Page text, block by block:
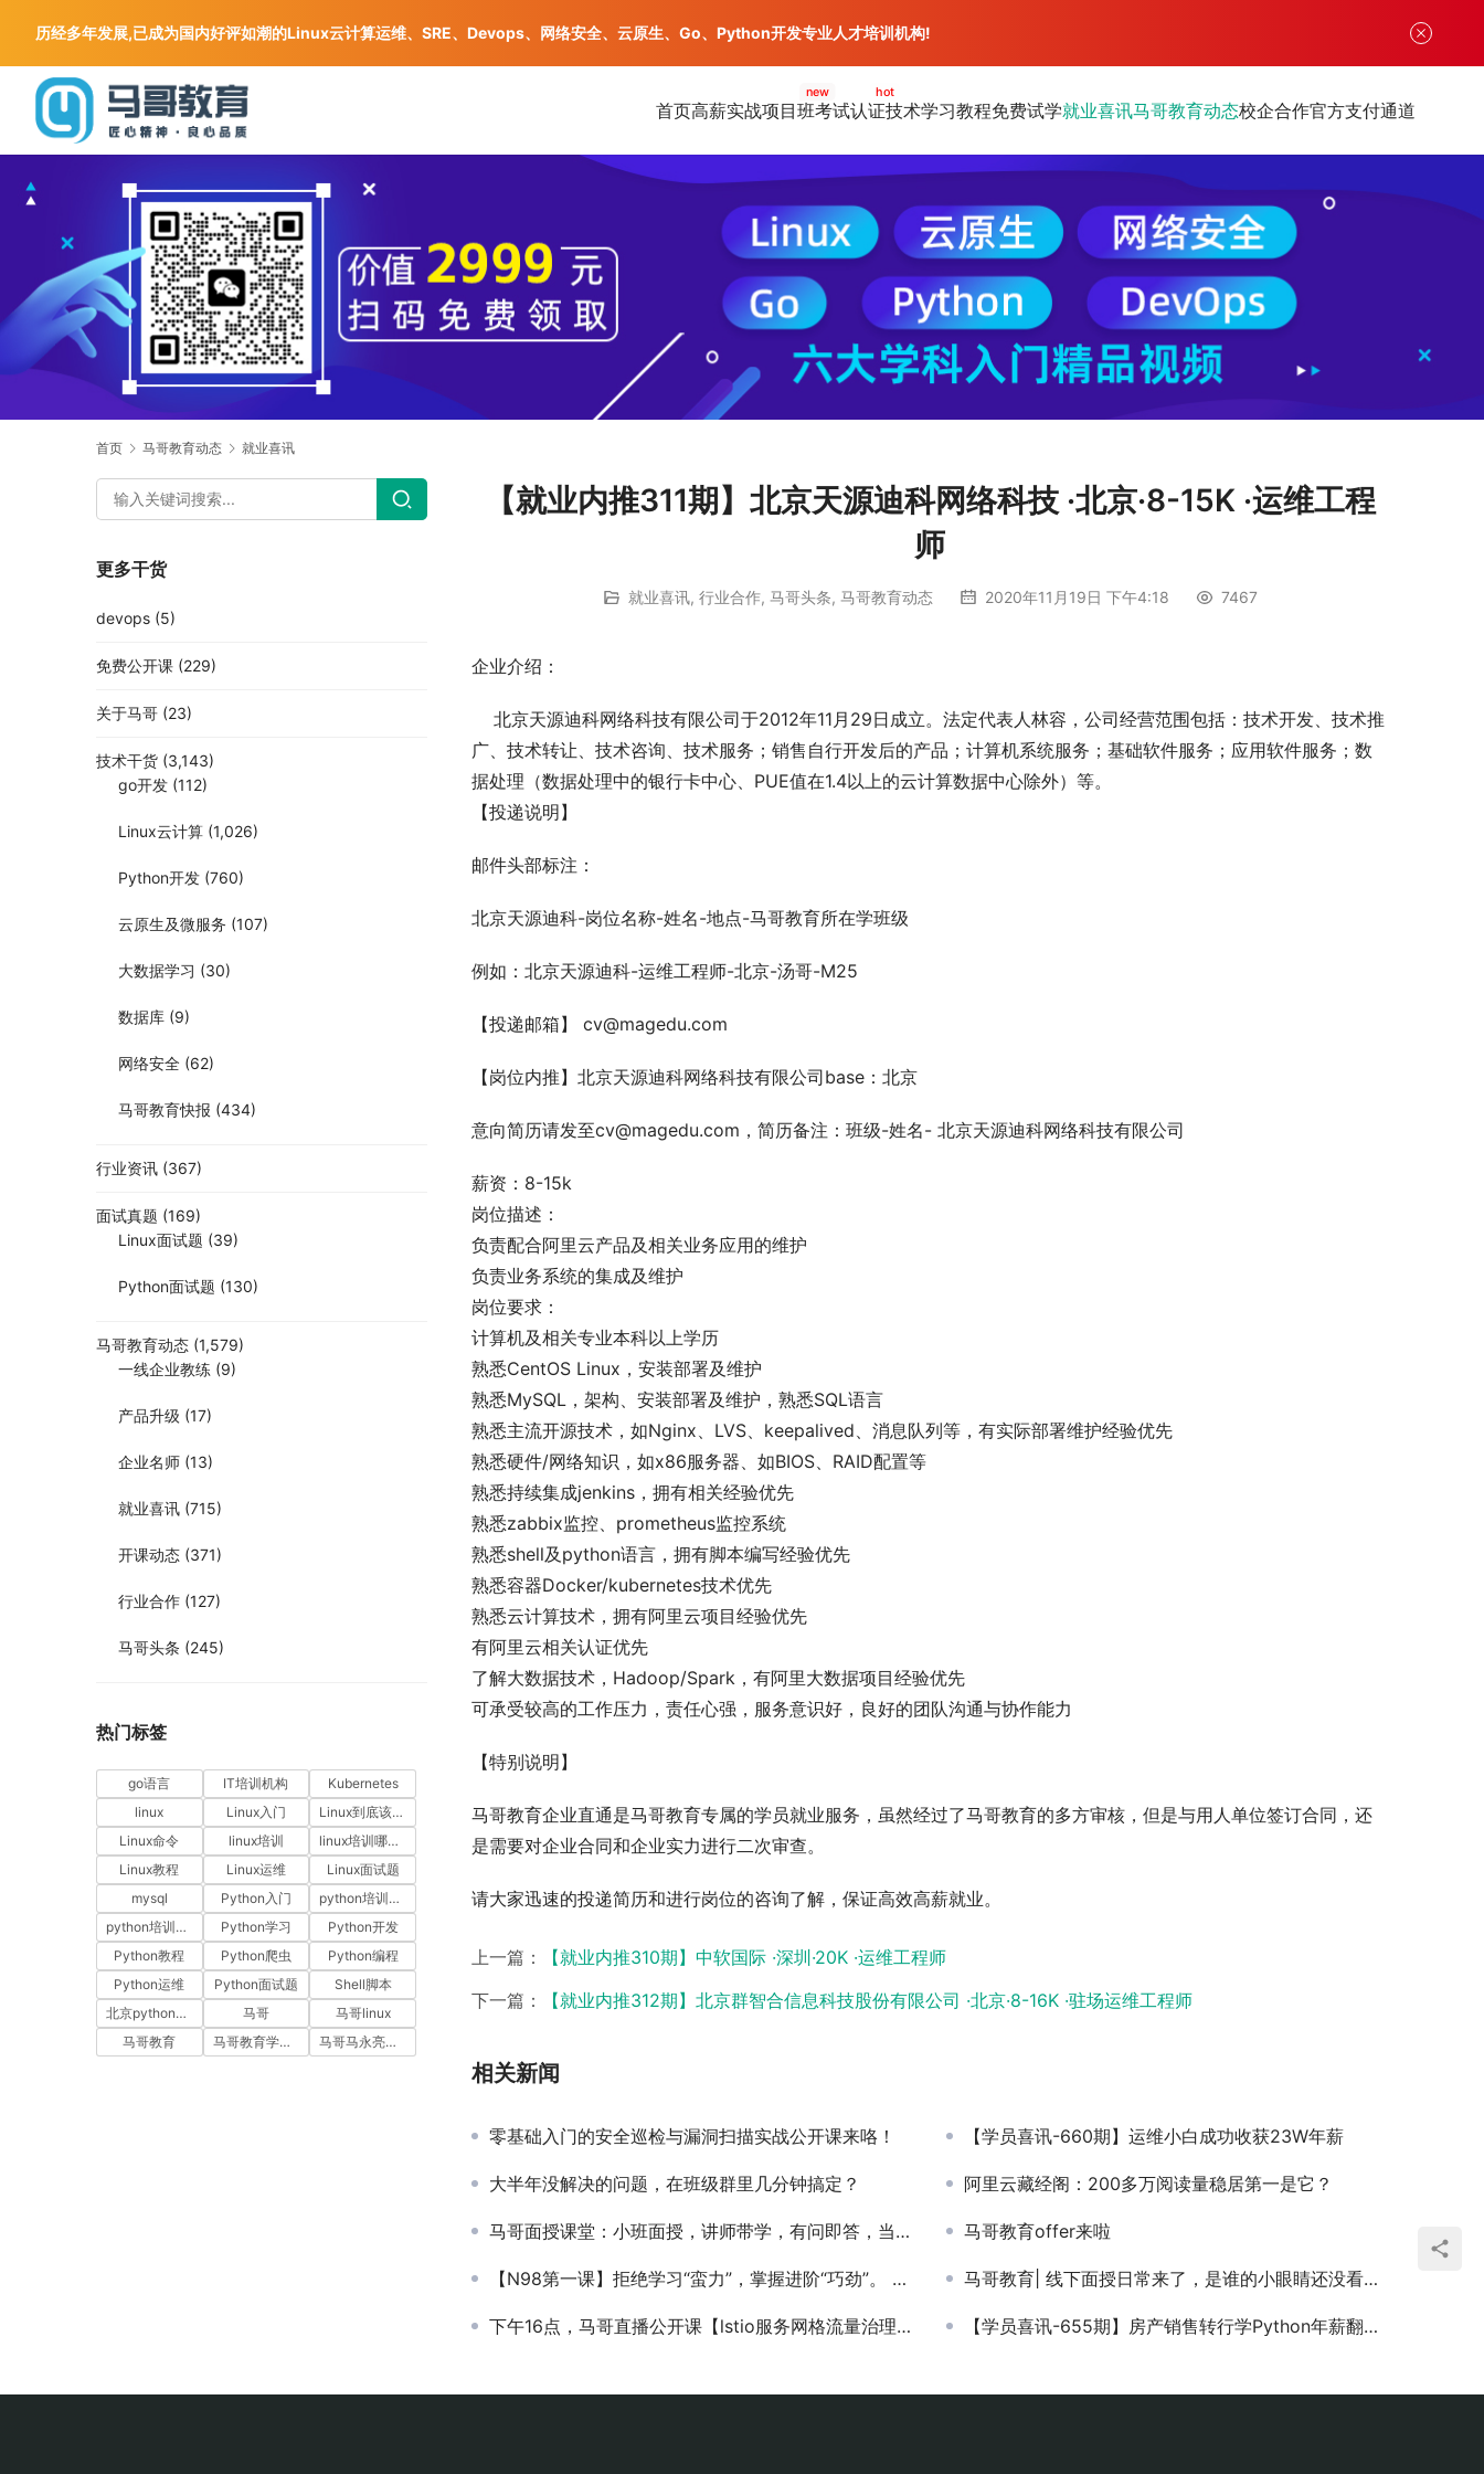
首页高薪实战项目班
new
考试认证
hot
技术学习教程免费试学就业喜讯马哥教育动态校企合作官方支付通道
首页 马哥教育动态 就业喜讯
【就业内推311期】北京天源迪科网络科技 ·北京·8-15K ·运维工程
师
就业喜讯, 行业合作, 马哥头条, 马哥教育动态 2020年11月19日 下午4:18 7467
企业介绍：
北京天源迪科网络科技有限公司于2012年11月29日成立。法定代表人林容，公司经营范围包括：技术开发、技术推
广、技术转让、技术咨询、技术服务；销售自行开发后的产品；计算机系统服务；基础软件服务；应用软件服务；数
据处理（数据处理中的银行卡中心、PUE值在1.4以上的云计算数据中心除外）等。
【投递说明】
邮件头部标注：
北京天源迪科-岗位名称-姓名-地点-马哥教育所在学班级
例如：北京天源迪科-运维工程师-北京-汤哥-M25
【投递邮箱】 cv@magedu.com
【岗位内推】北京天源迪科网络科技有限公司base：北京
意向简历请发至cv@magedu.com，简历备注：班级-姓名- 北京天源迪科网络科技有限公司
薪资：8-15k
岗位描述：
负责配合阿里云产品及相关业务应用的维护
负责业务系统的集成及维护
岗位要求：
计算机及相关专业本科以上学历
熟悉CentOS Linux，安装部署及维护
熟悉MySQL，架构、安装部署及维护，熟悉SQL语言
熟悉主流开源技术，如Nginx、LVS、keepalived、消息队列等，有实际部署维护经验优先
熟悉硬件/网络知识，如x86服务器、如BIOS、RAID配置等
熟悉持续集成jenkins，拥有相关经验优先
熟悉zabbix监控、prometheus监控系统
熟悉shell及python语言，拥有脚本编写经验优先
熟悉容器Docker/kubernetes技术优先
熟悉云计算技术，拥有阿里云项目经验优先
有阿里云相关认证优先
了解大数据技术，Hadoop/Spark，有阿里大数据项目经验优先
可承受较高的工作压力，责任心强，服务意识好，良好的团队沟通与协作能力
【特别说明】
马哥教育企业直通是马哥教育专属的学员就业服务，虽然经过了马哥教育的多方审核，但是与用人单位签订合同，还
是需要对企业合同和企业实力进行二次审查。
请大家迅速的投递简历和进行岗位的咨询了解，保证高效高薪就业。
上一篇：
【就业内推310期】中软国际 ·深圳·20K ·运维工程师
下一篇：
【就业内推312期】北京群智合信息科技股份有限公司 ·北京·8-16K ·驻场运维工程师
相关新闻
零基础入门的安全巡检与漏洞扫描实战公开课来咯！ 【学员喜讯-660期】运维小白成功收获23W年薪
大半年没解决的问题，在班级群里几分钟搞定？ 阿里云藏经阁：200多万阅读量稳居第一是它？
马哥面授课堂：小班面授，讲师带学，有问即答，当堂攻克，步步扎实。 马哥教育offer来啦
【N98第一课】拒绝学习“蛮力”，掌握进阶“巧劲”。 让我们从“如何学习”开始，确保你的每一分钟都价值翻倍。 马哥教育| 线下面授日常来了，是谁的小眼睛还没看老师
下午16点，马哥直播公开课【lstio服务网格流量治理】预约中 【学员喜讯-655期】房产销售转行学Python年薪翻三倍
更多干货
devops (5)
免费公开课 (229)
关于马哥 (23)
技术干货 (3,143)
go开发 (112)
Linux云计算 (1,026)
Python开发 (760)
云原生及微服务 (107)
大数据学习 (30)
数据库 (9)
网络安全 (62)
马哥教育快报 (434)
行业资讯 (367)
面试真题 (169)
Linux面试题 (39)
Python面试题 (130)
马哥教育动态 (1,579)
一线企业教练 (9)
产品升级 (17)
企业名师 (13)
就业喜讯 (715)
开课动态 (371)
行业合作 (127)
马哥头条 (245)
热门标签
go语言 IT培训机构
Kubernetes
linux
Linux入门
Linux到底该怎样学？
Linux命令
linux培训
linux培训哪家好
Linux教程
Linux运维
Linux面试题
mysql
Python入门
python培训哪家好
python培训排名
Python学习
Python开发
Python教程
Python爬虫
Python编程
Python运维
Python面试题
Shell脚本
北京python培训
马哥
马哥linux
马哥教育
马哥教育学员故事 马哥马永亮，马哥linux讲师，马哥教育ceo
历经多年发展,已成为国内好评如潮的Linux云计算运维、SRE、Devops、网络安全、云原生、Go、Python开发专业人才培训机构!